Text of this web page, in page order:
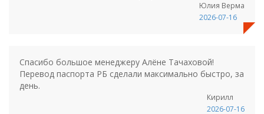
Юлия Верма
2026-07-16
Спасибо большое менеджеру Алёне Тачаховой!
Перевод паспорта РБ сделали максимально быстро, за
день.
Кирилл
2026-07-16